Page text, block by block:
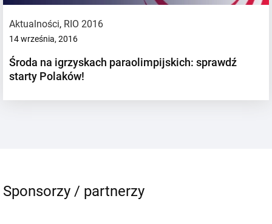
Aktualności, RIO 2016
14 września, 2016
Środa na igrzyskach paraolimpijskich: sprawdź
starty Polaków!
Sponsorzy / partnerzy